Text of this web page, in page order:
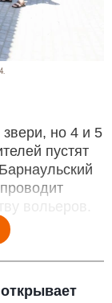
но 4 и 5
пустят
вольеров.